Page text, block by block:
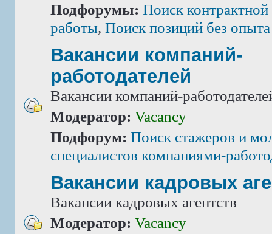
Подфорумы: Поиск
работы, Поиск позиций без
Вакансии компаний-
работодателей
Вакансии компаний-
Модератор: Vacancy
Подфорум: Поиск стажеров и
специалистов компаниями-
Вакансии кадровых
Вакансии кадровых агентств
Модератор: Vacancy